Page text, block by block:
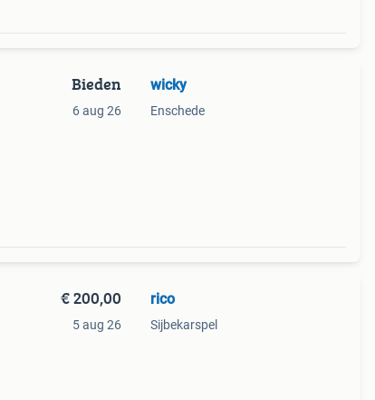
Bieden
6 aug 26
wicky
Enschede
€ 200,00
5 aug 26
rico
Sijbekarspel